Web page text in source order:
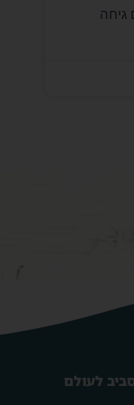
גיחה
לעולם